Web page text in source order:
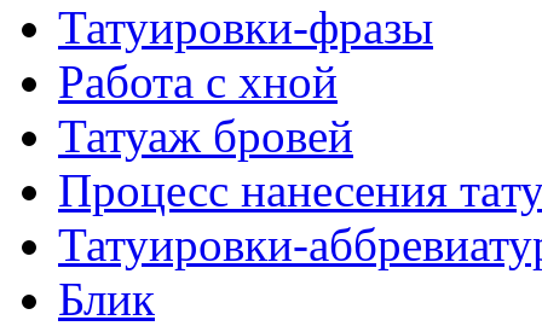
Татуировки-фразы
Работa с хнoй
Татуаж бровей
Процесс нанесения
Татуировки-
Блик